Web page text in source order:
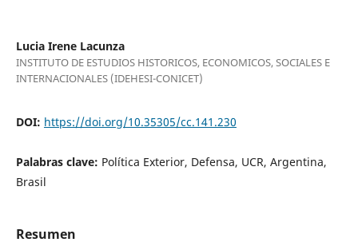
Lucia Irene Lacunza
INSTITUTO DE ESTUDIOS HISTORICOS, ECONOMICOS, SOCIALES E
INTERNACIONALES (IDEHESI-CONICET)
DOI: https://doi.org/10.35305/cc.141.230
Palabras clave: Política Exterior, Defensa, UCR, Argentina,
Brasil
Resumen